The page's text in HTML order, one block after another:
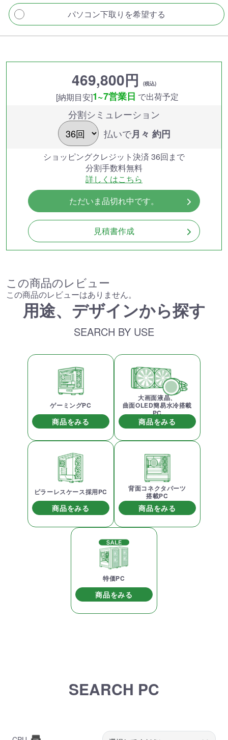
パソコン下取りを希望する
469,800円 (税込)
[納期目安]1~7営業日 で出荷予定
分割シミュレーション
払いで月々 約円
ショッピングクレジット決済 36回まで
分割手数料無料
詳しくはこちら
ただいま品切れ中です。
見積書作成
この商品のレビュー
この商品のレビューはありません。
用途、デザインから探す
SEARCH BY USE
ゲーミングPC
商品をみる
大画面液晶、
曲面OLED簡易水冷搭載
PC
商品をみる
ピラーレスケース採用PC
商品をみる
背面コネクタパーツ
搭載PC
商品をみる
特価PC
商品をみる
SEARCH PC